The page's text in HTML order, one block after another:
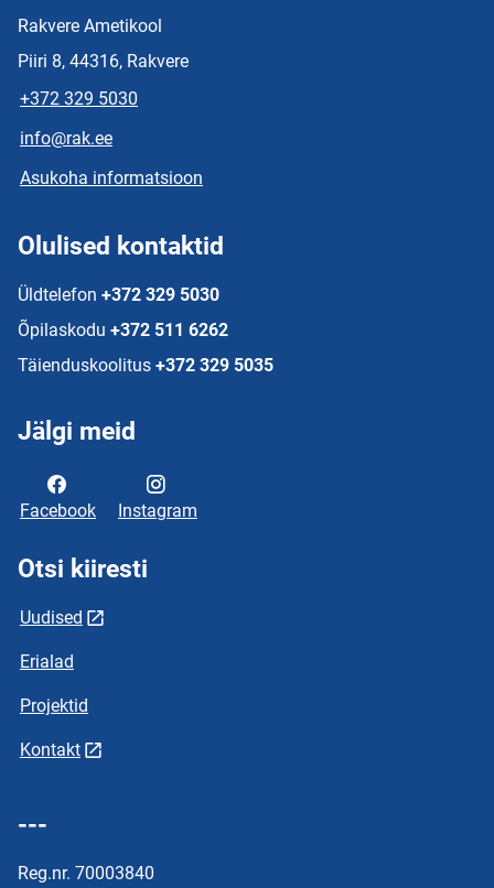
Rakvere Ametikool
Piiri 8, 44316, Rakvere
+372 329 5030
info@rak.ee
Asukoha informatsioon
Olulised kontaktid
Üldtelefon +372 329 5030
Õpilaskodu +372 511 6262
Täienduskoolitus +372 329 5035
Jälgi meid
Facebook Instagram
Otsi kiiresti
Uudised
Erialad
Projektid
Kontakt
---
Reg.nr. 70003840